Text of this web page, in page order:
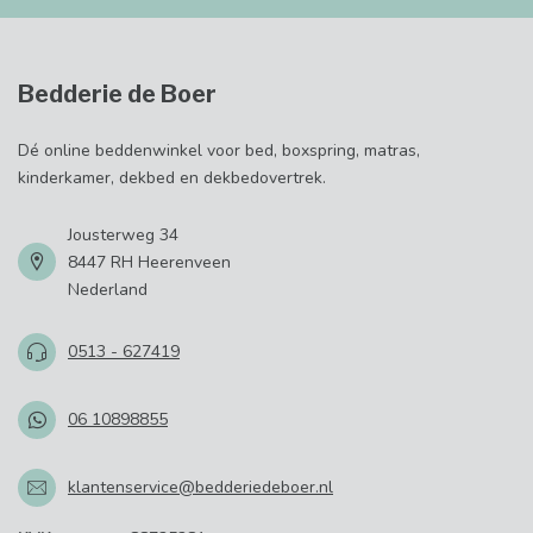
Bedderie de Boer
Dé online beddenwinkel voor bed, boxspring, matras,
kinderkamer, dekbed en dekbedovertrek.
Jousterweg 34
8447 RH Heerenveen
Nederland
0513 - 627419
06 10898855
klantenservice@bedderiedeboer.nl